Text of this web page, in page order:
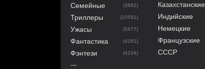
Семейные (3882)
Триллеры (10591)
Ужасы (5477)
Фантастика (4261)
Фэнтези (4234)
—
Казахстанские
Индийские
Немецкие
Французские
СССР